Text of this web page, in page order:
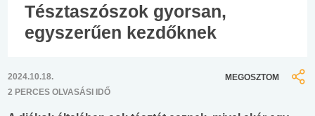
Tésztaszószok gyorsan,
egyszerűen kezdőknek
2024.10.18.
2 PERCES OLVASÁSI IDŐ
MEGOSZTOM